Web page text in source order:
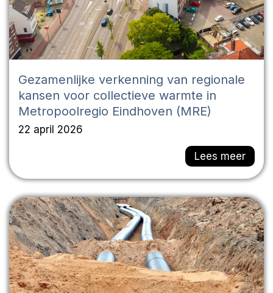
Gezamenlijke verkenning van regionale
kansen voor collectieve warmte in
Metropoolregio Eindhoven (MRE)
22 april 2026
Lees meer